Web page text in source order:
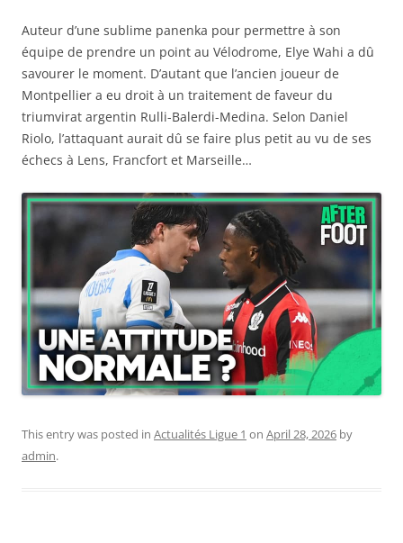
Auteur d’une sublime panenka pour permettre à son
équipe de prendre un point au Vélodrome, Elye Wahi a dû
savourer le moment. D’autant que l’ancien joueur de
Montpellier a eu droit à un traitement de faveur du
triumvirat argentin Rulli-Balerdi-Medina. Selon Daniel
Riolo, l’attaquant aurait dû se faire plus petit au vu de ses
échecs à Lens, Francfort et Marseille…
This entry was posted in Actualités Ligue 1 on April 28, 2026 by
admin.